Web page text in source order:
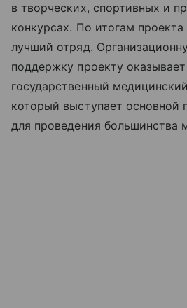
в творческих, спортивных и
конкурсах. По итогам
лучший отряд.
поддержку проекту
государственный
который выступает основной
для проведения большинства